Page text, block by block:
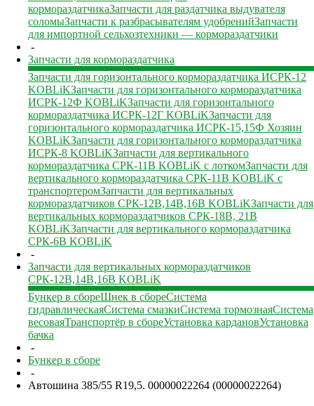
кормораздатчикаЗапчасти для раздатчика выдувателя
соломыЗапчасти к разбрасывателям удобренийЗапчасти
для импортной сельхозтехники — кормораздатчики
-
Запчасти для кормораздатчика
Запчасти для горизонтального кормораздатчика ИСРК-12
KOBLiKЗапчасти для горизонтального кормораздатчика
ИСРК-12Ф KOBLiKЗапчасти для горизонтального
кормораздатчика ИСРК-12Г KOBLiKЗапчасти для
горизонтального кормораздатчика ИСРК-15,15Ф Хозяин
KOBLiKЗапчасти для горизонтального кормораздатчика
ИСРК-8 KOBLiKЗапчасти для вертикального
кормораздатчика СРК-11В KOBLiK с лоткомЗапчасти для
вертикального кормораздатчика СРК-11В KOBLiK с
транспортеромЗапчасти для вертикальных
кормораздатчиков СРК-12В,14В,16В KOBLiKЗапчасти для
вертикальных кормораздатчиков СРК-18В, 21В
KOBLiKЗапчасти для вертикального кормораздатчика
СРК-6В KOBLiK
-
Запчасти для вертикальных кормораздатчиков
СРК-12В,14В,16В KOBLiK
Бункер в сбореШнек в сбореСистема
гидравлическаяСистема смазкиСистема тормознаяСистема
весоваяТранспортёр в сбореУстановка кардановУстановка
бачка
-
Бункер в сборе
-
Автошина 385/55 R19,5. 00000022264 (00000022264)